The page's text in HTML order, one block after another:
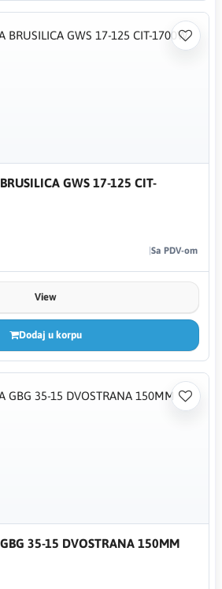
GWS 17-125 CIT-
Sa PDV-om
View
Dodaj u korpu
35-15 DVOSTRANA 150MM